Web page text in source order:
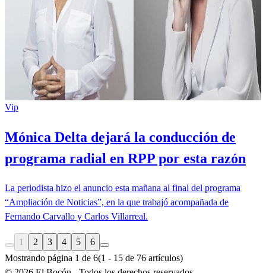
Vip
Mónica Delta dejará la conducción de
programa radial en RPP por esta razón
La periodista hizo el anuncio esta mañana al final del programa
“Ampliación de Noticias”, en la que trabajó acompañada de
Fernando Carvallo y Carlos Villarreal.
1 2 3 4 5
6
Mostrando página 1 de 6(1 - 15 de 76 artículos)